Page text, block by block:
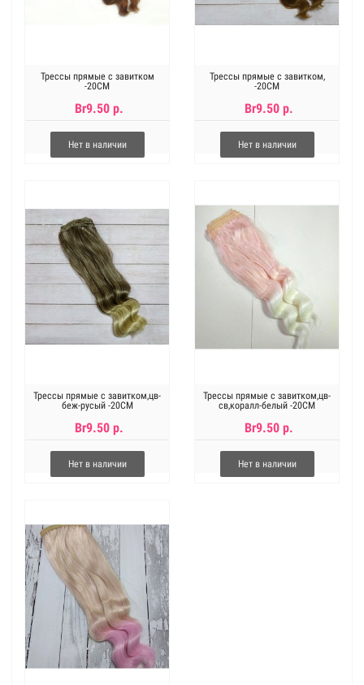
Трессы прямые с завитком
-20СМ
Br9.50 р.
Нет в наличии
Трессы прямые с завитком,
-20СМ
Br9.50 р.
Нет в наличии
Трессы прямые с завитком,цв-
беж-русый -20СМ
Br9.50 р.
Нет в наличии
Трессы прямые с завитком,цв-
св,коралл-белый -20СМ
Br9.50 р.
Нет в наличии